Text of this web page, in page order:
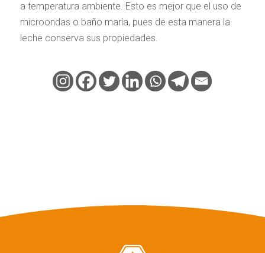
a temperatura ambiente. Esto es mejor que el uso de
microondas o baño maría, pues de esta manera la
leche conserva sus propiedades.